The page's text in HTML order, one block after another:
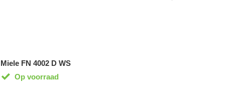
Miele FN 4002 D WS
Op voorraad